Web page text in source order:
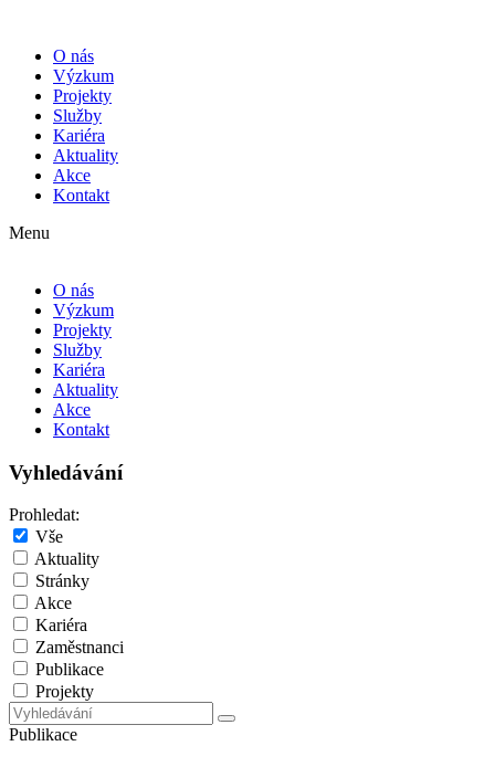
O nás
Výzkum
Projekty
Služby
Kariéra
Aktuality
Akce
Kontakt
Menu
O nás
Výzkum
Projekty
Služby
Kariéra
Aktuality
Akce
Kontakt
Vyhledávání
Prohledat:
Vše
Aktuality
Stránky
Akce
Kariéra
Zaměstnanci
Publikace
Projekty
Publikace